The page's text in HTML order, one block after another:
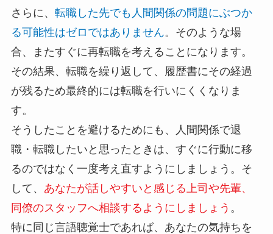
さらに、 転職した先でも人間関係の問題にぶつか
る可能性はゼロではありません。そのような場
合、またすぐに再転職を考えることになります。
その結果、転職を繰り返して、履歴書にその経過
が残るため最終的には転職を行いにくくなりま
す。
そうしたことを避けるためにも、人間関係で退
職・転職したいと思ったときは、すぐに行動に移
るのではなく一度考え直すようにしましょう。そ
して、 あなたが話しやすいと感じる上司や先輩、
同僚のスタッフへ相談するようにしましょう 。
特に同じ言語聴覚士であれば、あなたの気持ちを